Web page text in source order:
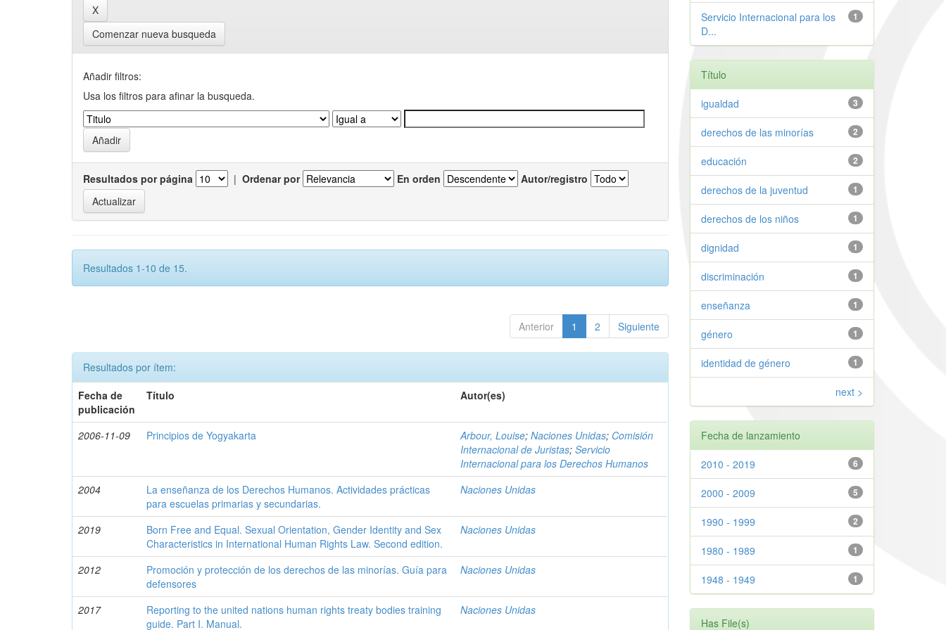
Comenzar nueva busqueda
Añadir filtros:
Usa los filtros para afinar la busqueda.
Resultados por página | Ordenar por En orden Autor/registro
Resultados 1-10 de 15.
Anterior 1 2 Siguiente
Resultados por ítem:
Fecha de
publicación
Título Autor(es)
2006-11-09 Principios de Yogyakarta Arbour, Louise;Naciones Unidas; Comisión
Internacional de Juristas;Servicio
Internacional para los Derechos Humanos
2004
La enseñanza de los Derechos Humanos. Actividades prácticas
para escuelas primarias y secundarias.
Naciones Unidas
2019
Born Free and Equal. Sexual Orientation, Gender Identity and Sex
Characteristics in International Human Rights Law. Second edition.
Naciones Unidas
2012
Promoción y protección de los derechos de las minorías. Guía para
defensores
Naciones Unidas
2017
Reporting to the united nations human rights treaty bodies training
guide. Part I. Manual.
Naciones Unidas
1
Servicio Internacional para los
D...
Título
3
igualdad
2
derechos de las minorías
2
educación
1
derechos de la juventud
1
derechos de los niños
1
dignidad
1
discriminación
1
enseñanza
1
género
1
identidad de género
next >
Fecha de lanzamiento
6
2010 - 2019
5
2000 - 2009
2
1990 - 1999
1
1980 - 1989
1
1948 - 1949
Has File(s)